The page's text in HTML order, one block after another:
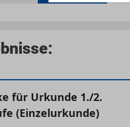
für Urkunde 1./2.
(Einzelurkunde)